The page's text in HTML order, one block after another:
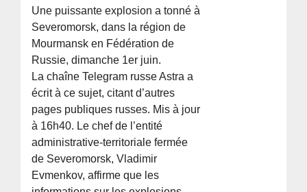
Une puissante explosion a tonné à
Severomorsk, dans la région de
Mourmansk en Fédération de
Russie, dimanche 1er juin.
La chaîne Telegram russe Astra a
écrit à ce sujet, citant d’autres
pages publiques russes. Mis à jour
à 16h40. Le chef de l’entité
administrative-territoriale fermée
de Severomorsk, Vladimir
Evmenkov, affirme que les